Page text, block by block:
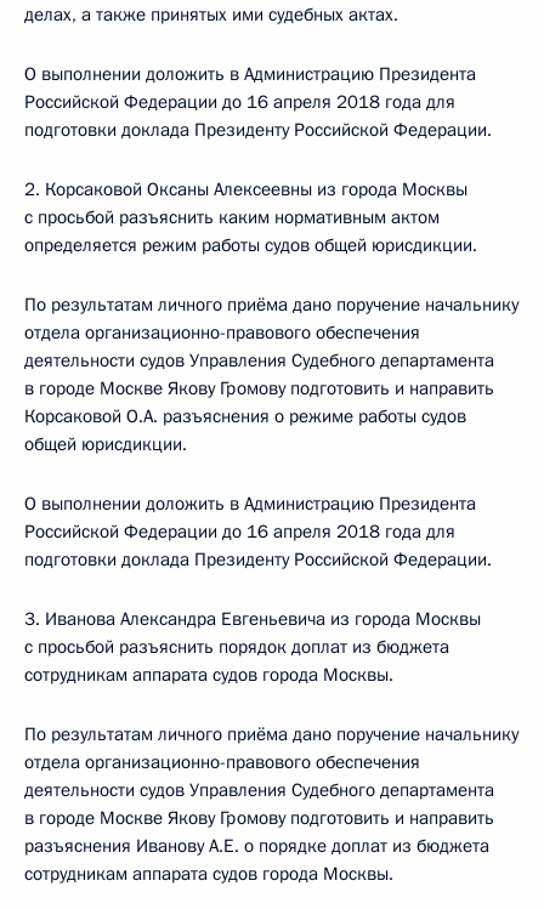
делах, а также принятых ими судебных актах.
О выполнении доложить в Администрацию Президента
Российской Федерации до 16 апреля 2018 года для
подготовки доклада Президенту Российской Федерации.
2. Корсаковой Оксаны Алексеевны из города Москвы
с просьбой разъяснить каким нормативным актом
определяется режим работы судов общей юрисдикции.
По результатам личного приёма дано поручение начальнику
отдела организационно-правового обеспечения
деятельности судов Управления Судебного департамента
в городе Москве Якову Громову подготовить и направить
Корсаковой О.А. разъяснения о режиме работы судов
общей юрисдикции.
О выполнении доложить в Администрацию Президента
Российской Федерации до 16 апреля 2018 года для
подготовки доклада Президенту Российской Федерации.
3. Иванова Александра Евгеньевича из города Москвы
с просьбой разъяснить порядок доплат из бюджета
сотрудникам аппарата судов города Москвы.
По результатам личного приёма дано поручение начальнику
отдела организационно-правового обеспечения
деятельности судов Управления Судебного департамента
в городе Москве Якову Громову подготовить и направить
разъяснения Иванову А.Е. о порядке доплат из бюджета
сотрудникам аппарата судов города Москвы.